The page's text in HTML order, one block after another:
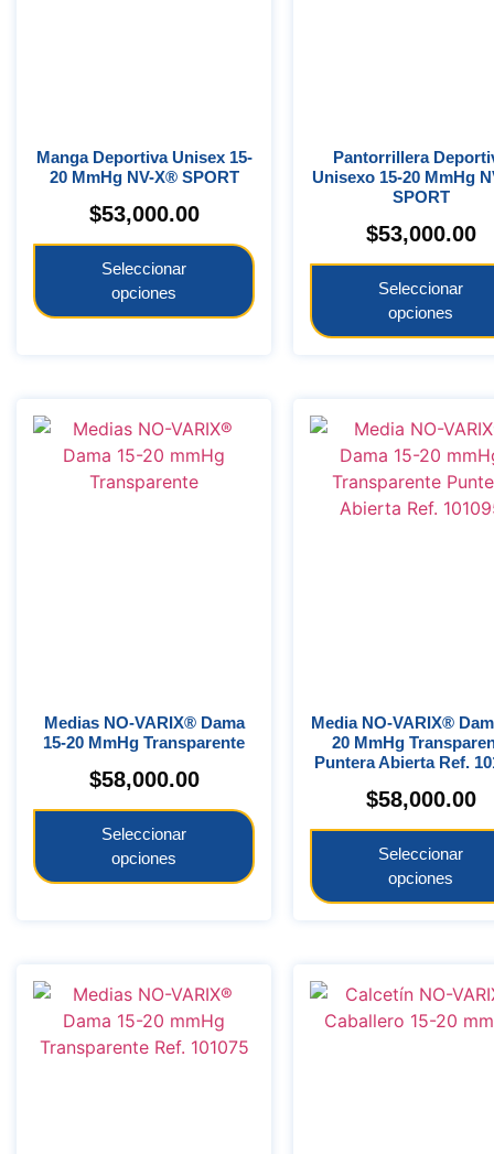
Manga Deportiva Unisex 15-
20 MmHg NV-X® SPORT
$53,000.00
Seleccionar
opciones
Pantorrillera Deportiva
Unisexo 15-20 MmHg
SPORT
$53,000.00
Seleccionar
opciones
Medias NO-VARIX® Dama
15-20 MmHg Transparente
$58,000.00
Seleccionar
opciones
Media NO-VARIX® Dama 15-
20 MmHg
Puntera Abierta Ref.
$58,000.00
Seleccionar
opciones